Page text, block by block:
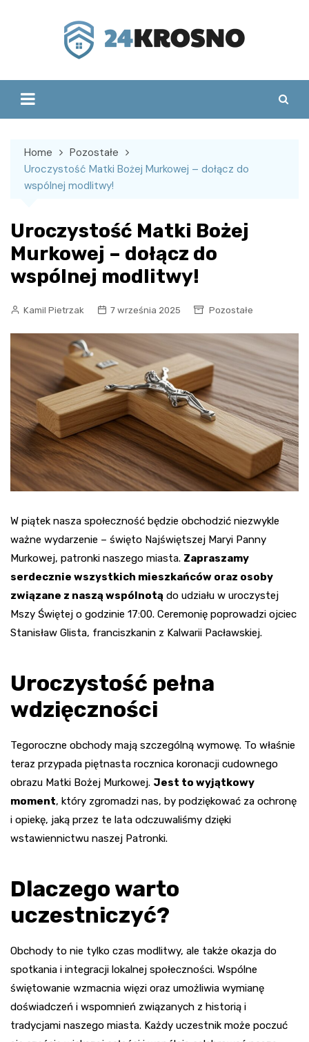
Home
Pozostałe
Uroczystość Matki Bożej Murkowej – dołącz do
wspólnej modlitwy!
Uroczystość Matki Bożej
Murkowej – dołącz do
wspólnej modlitwy!
Kamil Pietrzak 7 września 2025 Pozostałe
W piątek nasza społeczność będzie obchodzić niezwykle
ważne wydarzenie – święto Najświętszej Maryi Panny
Murkowej, patronki naszego miasta. Zapraszamy
serdecznie wszystkich mieszkańców oraz osoby
związane z naszą wspólnotą do udziału w uroczystej
Mszy Świętej o godzinie 17:00. Ceremonię poprowadzi ojciec
Stanisław Glista, franciszkanin z Kalwarii Pacławskiej.
Uroczystość pełna
wdzięczności
Tegoroczne obchody mają szczególną wymowę. To właśnie
teraz przypada piętnasta rocznica koronacji cudownego
obrazu Matki Bożej Murkowej. Jest to wyjątkowy
moment, który zgromadzi nas, by podziękować za ochronę
i opiekę, jaką przez te lata odczuwaliśmy dzięki
wstawiennictwu naszej Patronki.
Dlaczego warto
uczestniczyć?
Obchody to nie tylko czas modlitwy, ale także okazja do
spotkania i integracji lokalnej społeczności. Wspólne
świętowanie wzmacnia więzi oraz umożliwia wymianę
doświadczeń i wspomnień związanych z historią i
tradycjami naszego miasta. Każdy uczestnik może poczuć